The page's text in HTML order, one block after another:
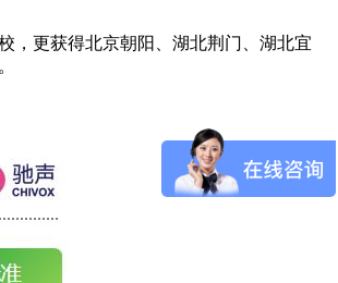
，更获得北京朝阳、湖北荆门、湖北宜